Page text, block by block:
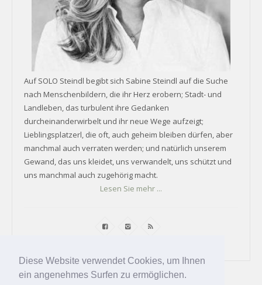
Diese Website verwendet Cookies, um Ihnen
ein angenehmes Surfen zu ermöglichen.
Auf SOLO Steindl begibt sich Sabine Steindl auf die Suche
nach Menschenbildern, die ihr Herz erobern; Stadt- und
Landleben, das turbulent ihre Gedanken
durcheinanderwirbelt und ihr neue Wege aufzeigt;
Lieblingsplatzerl, die oft, auch geheim bleiben dürfen, aber
manchmal auch verraten werden; und natürlich unserem
Gewand, das uns kleidet, uns verwandelt, uns schützt und
uns manchmal auch zugehörig macht.
Lesen Sie mehr ...